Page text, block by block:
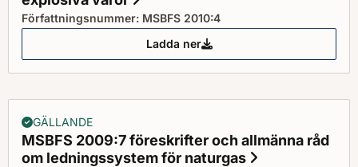
Författningsnummer: MSBFS 2010:4
Ladda ner
MSBFS 2010:4 föreskrifter om
GÄLLANDE
MSBFS 2009:7 föreskrifter och allmänna råd
om ledningssystem för naturgas